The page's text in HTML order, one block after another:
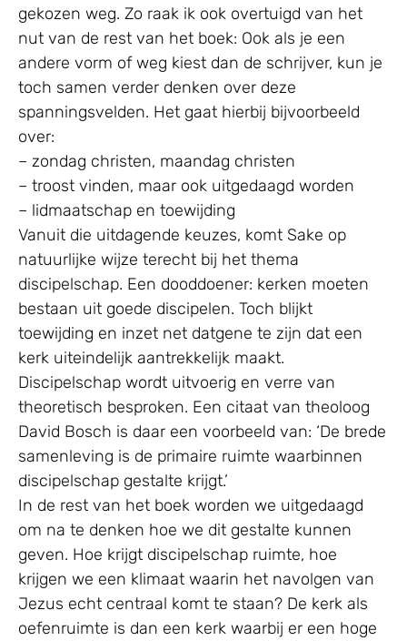
gekozen weg. Zo raak ik ook overtuigd van het
nut van de rest van het boek: Ook als je een
andere vorm of weg kiest dan de schrijver, kun je
toch samen verder denken over deze
spanningsvelden. Het gaat hierbij bijvoorbeeld
over:
– zondag christen, maandag christen
– troost vinden, maar ook uitgedaagd worden
– lidmaatschap en toewijding
Vanuit die uitdagende keuzes, komt Sake op
natuurlijke wijze terecht bij het thema
discipelschap. Een dooddoener: kerken moeten
bestaan uit goede discipelen. Toch blijkt
toewijding en inzet net datgene te zijn dat een
kerk uiteindelijk aantrekkelijk maakt.
Discipelschap wordt uitvoerig en verre van
theoretisch besproken. Een citaat van theoloog
David Bosch is daar een voorbeeld van: ‘De brede
samenleving is de primaire ruimte waarbinnen
discipelschap gestalte krijgt.’
In de rest van het boek worden we uitgedaagd
om na te denken hoe we dit gestalte kunnen
geven. Hoe krijgt discipelschap ruimte, hoe
krijgen we een klimaat waarin het navolgen van
Jezus echt centraal komt te staan? De kerk als
oefenruimte is dan een kerk waarbij er een hoge